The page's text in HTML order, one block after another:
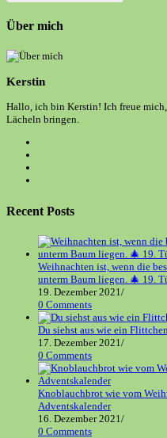
Über mich
Kerstin
Hallo, ich bin Kerstin! Ich freue
Lächeln bringen.
tab
new
tab
a
new
Recent Posts
Weihnachten ist, wenn die
unterm Baum liegen. 🎄 19.
19. Dezember 2021 /
0 Comments
Du siehst aus wie ein
17. Dezember 2021 /
0 Comments
Knoblauchbrot wie vom
Adventskalender
16. Dezember 2021 /
0 Comments